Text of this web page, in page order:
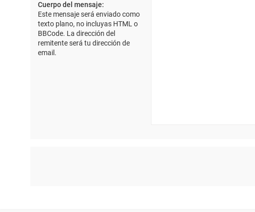
Cuerpo del mensaje:
Este mensaje será enviado como
texto plano, no incluyas HTML o
BBCode. La dirección del
remitente será tu dirección de
email.